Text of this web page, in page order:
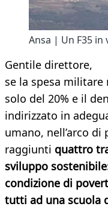
Ansa | Un F35 in
Gentile direttore,
se la spesa
solo del 20% e il
indirizzato in
umano, nell’arco
raggiunti quattro
sviluppo
condizione di
tutti ad una scuola